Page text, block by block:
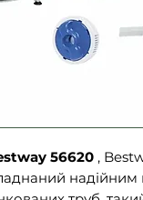
56620 ,